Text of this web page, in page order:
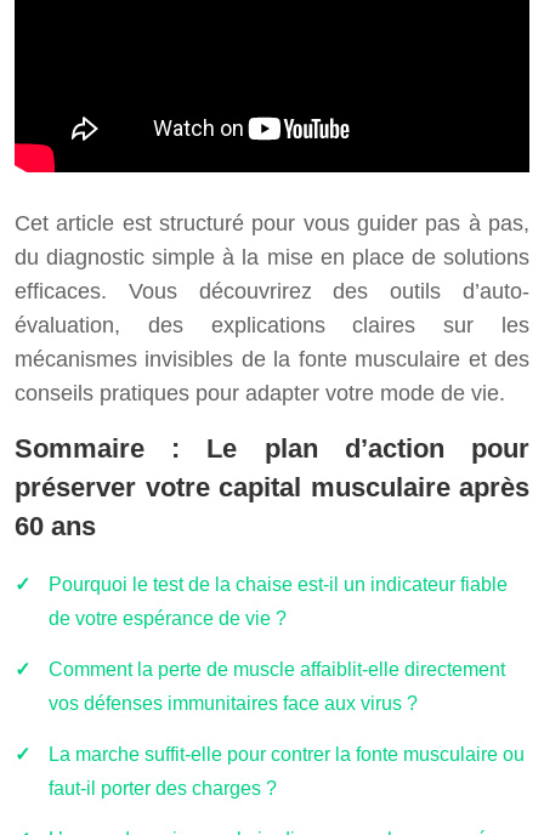
Cet article est structuré pour vous guider pas à pas,
du diagnostic simple à la mise en place de solutions
efficaces. Vous découvrirez des outils d’auto-
évaluation, des explications claires sur les
mécanismes invisibles de la fonte musculaire et des
conseils pratiques pour adapter votre mode de vie.
Sommaire : Le plan d’action pour
préserver votre capital musculaire après
60 ans
Pourquoi le test de la chaise est-il un indicateur fiable
de votre espérance de vie ?
Comment la perte de muscle affaiblit-elle directement
vos défenses immunitaires face aux virus ?
La marche suffit-elle pour contrer la fonte musculaire ou
faut-il porter des charges ?